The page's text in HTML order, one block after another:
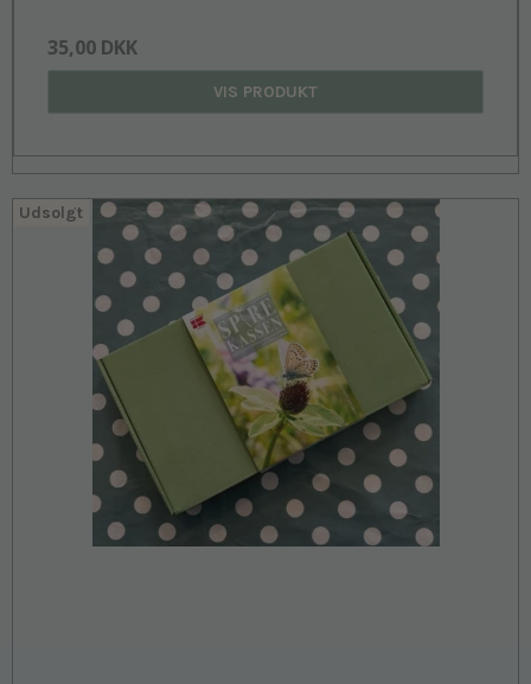
35,00 DKK
VIS PRODUKT
Udsolgt